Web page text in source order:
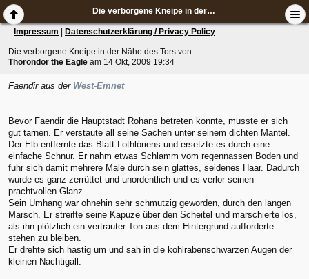
Die verborgene Kneipe in der Nähe des Tors
Impressum Datenschutzerklärung / Privacy Policy
Die verborgene Kneipe in der Nähe des Tors von
Thorondor the Eagle am 14 Okt, 2009 19:34
Faendir aus der West-Emnet
Bevor Faendir die Hauptstadt Rohans betreten konnte, musste er sich
gut tarnen. Er verstaute all seine Sachen unter seinem dichten Mantel.
Der Elb entfernte das Blatt Lothlóriens und ersetzte es durch eine
einfache Schnur. Er nahm etwas Schlamm vom regennassen Boden und
fuhr sich damit mehrere Male durch sein glattes, seidenes Haar. Dadurch
wurde es ganz zerrüttet und unordentlich und es verlor seinen
prachtvollen Glanz.
Sein Umhang war ohnehin sehr schmutzig geworden, durch den langen
Marsch. Er streifte seine Kapuze über den Scheitel und marschierte los,
als ihn plötzlich ein vertrauter Ton aus dem Hintergrund aufforderte
stehen zu bleiben.
Er drehte sich hastig um und sah in die kohlrabenschwarzen Augen der
kleinen Nachtigall.